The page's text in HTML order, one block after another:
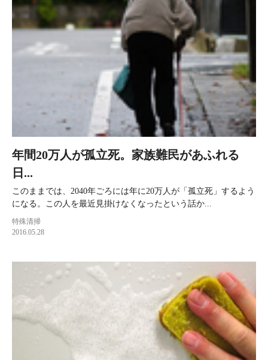
年間20万人が孤立死。家族難民があふれる
日...
このままでは、2040年ごろには年に20万人が「孤立死」するよう
になる。この人を最近見掛けなくなったという話か...
特殊清掃
2016.05.28